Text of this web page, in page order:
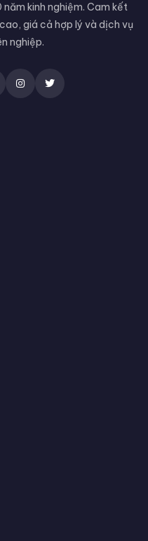
năm kinh nghiệm. Cam kết
giá cả hợp lý và dịch vụ
nghiệp.